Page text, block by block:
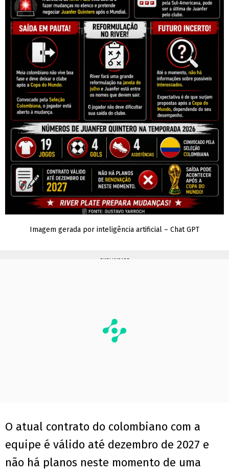
Imagem gerada por inteligência artificial – Chat GPT
PUBLICIDADE
O atual contrato do colombiano com a
equipe é válido até dezembro de 2027 e
não há planos neste momento de uma